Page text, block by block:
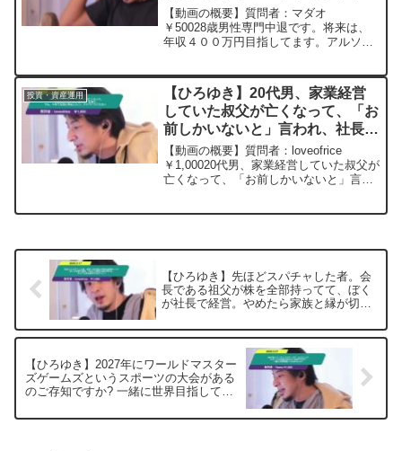
ス外資警備か就職迷ってます。外
資は退職金なくても正社員は安泰
ですか？ー ひろゆき切り抜き
【動画の概要】質問者：マダオ
￥50028歳男性専門中退です。将来は、
年収４００万円目指してます。アルソッ
は安泰ですか？アドバイスお願いしま
す。元動画：バカは陰謀論にハマ...
投資・資産運用
【ひろゆき】20代男、家業経営
していた叔父が亡くなって、「お
前しかいないと」言われ、社長
に。でも、やめて台湾に移住した
い。アドバイスくださいー ひろ
ゆき切り抜き 20250217
【動画の概要】質問者：loveofrice
￥1,00020代男、家業経営していた叔父が
亡くなって、「お前しかいないと」言わ
【ひろゆき】先ほどスパチャした者。会
長である祖父が株を全部持ってて、ぼく
が社長で経営。やめたら家族と縁が切れ
ひろゆき切り抜き 20250217
【ひろゆき】2027年にワールドマスター
ズゲームズというスポーツの大会がある
のご存知ですか? 一緒に世界目指してみ
20250221